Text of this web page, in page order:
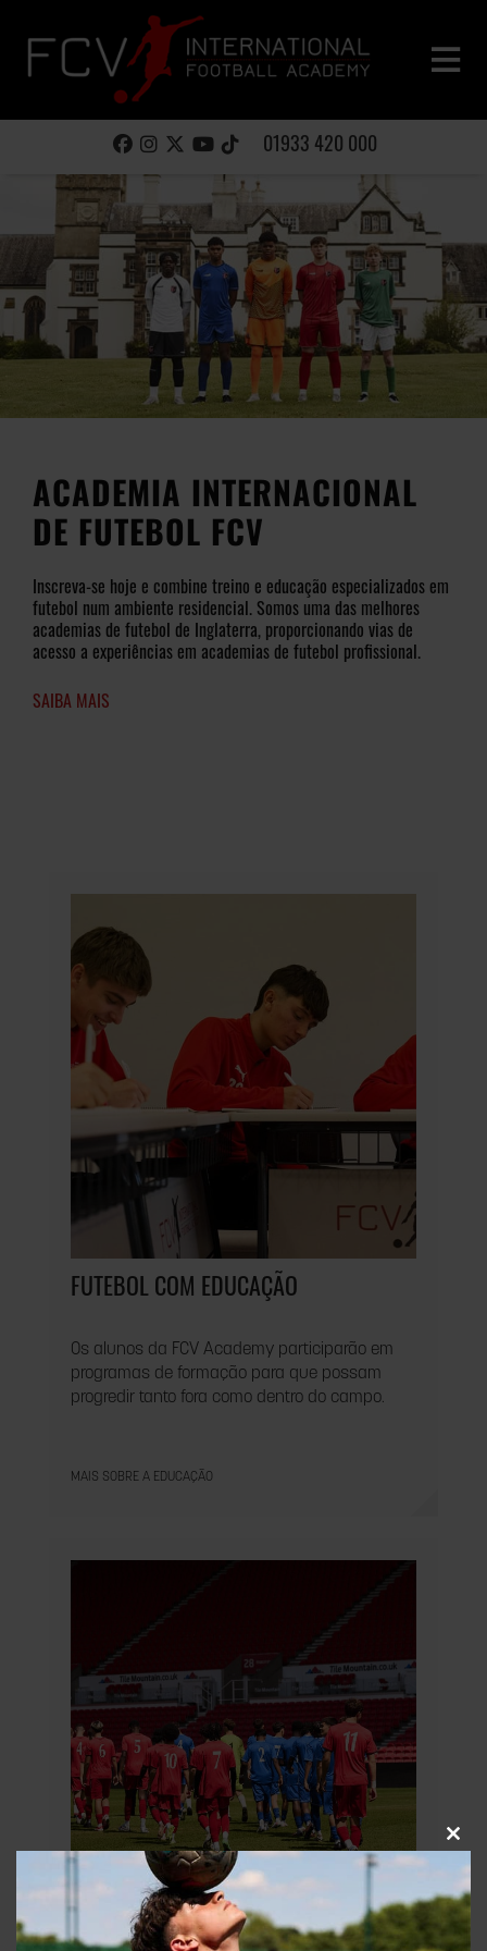
01933 420 000
ACADEMIA INTERNACIONAL
DE FUTEBOL FCV
Inscreva-se hoje e combine treino e educação especializados em
futebol num ambiente residencial. Somos uma das melhores
academias de futebol de Inglaterra, proporcionando vias de
acesso a experiências em academias de futebol profissional.
SAIBA MAIS
FUTEBOL COM EDUCAÇÃO
Os alunos da FCV Academy participarão em
programas de formação para que possam
progredir tanto fora como dentro do campo.
MAIS SOBRE A EDUCAÇÃO
este